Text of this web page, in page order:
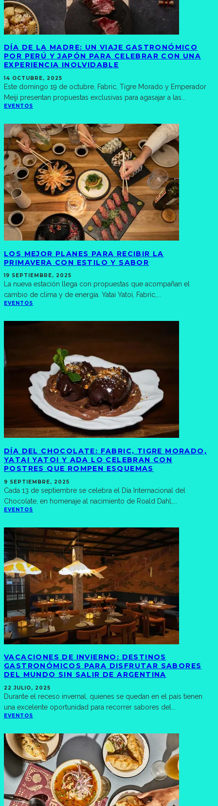
DÍA DE LA MADRE: UN VIAJE GASTRONÓMICO
POR PERÚ Y JAPÓN PARA CELEBRAR CON UNA
EXPERIENCIA INOLVIDABLE
14 OCTUBRE, 2025
Este domingo 19 de octubre, Fabric, Tigre Morado y Emperador
Meiji presentan propuestas exclusivas para agasajar a las
EVENTOS
LOS MEJOR PLANES PARA RECIBIR LA
PRIMAVERA CON ESTILO Y SABOR
19 SEPTIEMBRE, 2025
La nueva estación llega con propuestas que acompañan el
cambio de clima y de energía. Yatai Yatoi, Fabric,...
EVENTOS
DÍA DEL CHOCOLATE: FABRIC, TIGRE MORADO,
YATAI YATOI Y ADA LO CELEBRAN CON
POSTRES QUE ROMPEN ESQUEMAS
9 SEPTIEMBRE, 2025
Cada 13 de septiembre se celebra el Día Internacional del
Chocolate, en homenaje al nacimiento de Roald Dahl,
EVENTOS
VACACIONES DE INVIERNO: DESTINOS
GASTRONÓMICOS PARA DISFRUTAR SABORES
DEL MUNDO SIN SALIR DE ARGENTINA
22 JULIO, 2025
Durante el receso invernal, quienes se quedan en el país tienen
una excelente oportunidad para recorrer sabores del
EVENTOS